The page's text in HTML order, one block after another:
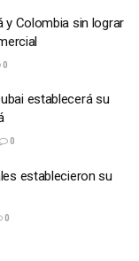
y Colombia sin lograr
0
establecerá su
0
establecieron su
0